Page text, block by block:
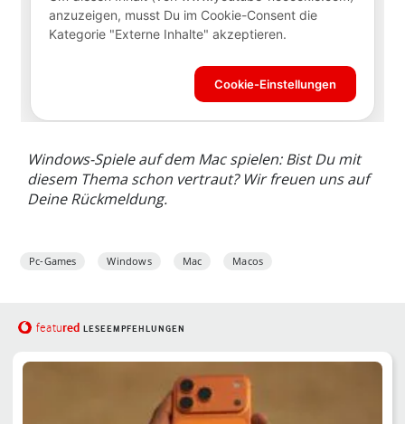
Windows-Spiele auf dem Mac spielen: Bist Du mit
diesem Thema schon vertraut? Wir freuen uns auf
Deine Rückmeldung.
Pc-Games Windows Mac Macos
featured LESEEMPFEHLUNGEN